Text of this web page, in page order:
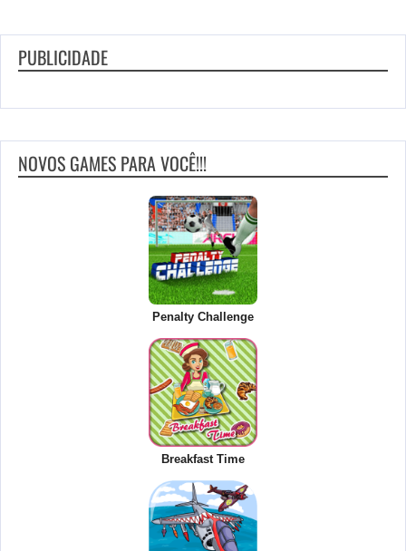
PUBLICIDADE
NOVOS GAMES PARA VOCÊ!!!
Penalty Challenge
Breakfast Time